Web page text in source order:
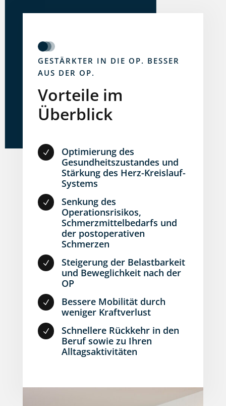
GESTÄRKTER IN DIE OP. BESSER
AUS DER OP.
Vorteile im
Überblick
N
Optimierung des
Gesundheitszustandes und
Stärkung des Herz-Kreislauf-
Systems
N
Senkung des
Operationsrisikos,
Schmerzmittelbedarfs und
der postoperativen
Schmerzen
N
Steigerung der Belastbarkeit
und Beweglichkeit nach der
OP
N
Bessere Mobilität durch
weniger Kraftverlust
N
Schnellere Rückkehr in den
Beruf sowie zu Ihren
Alltagsaktivitäten